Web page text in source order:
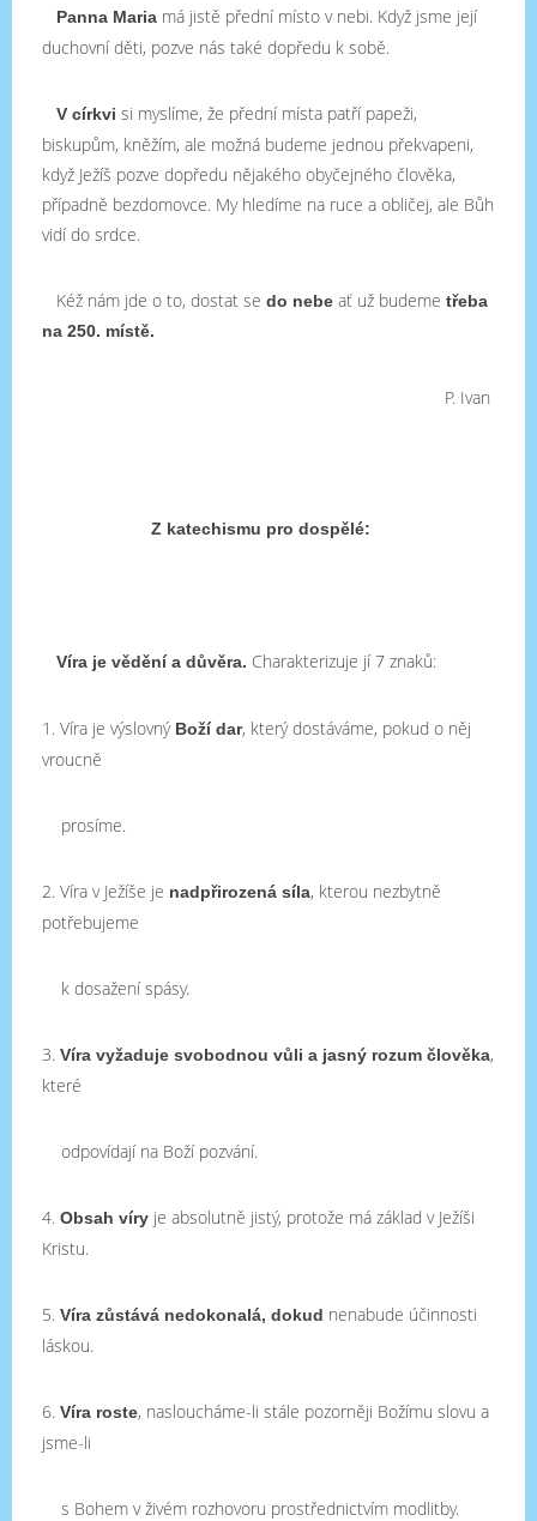
Panna Maria má jistě přední místo v nebi. Když jsme její
duchovní děti, pozve nás také dopředu k sobě.
V církvi si myslíme, že přední místa patří papeži,
biskupům, kněžím, ale možná budeme jednou překvapeni,
když Ježíš pozve dopředu nějakého obyčejného člověka,
případně bezdomovce. My hledíme na ruce a obličej, ale Bůh
vidí do srdce.
Kéž nám jde o to, dostat se do nebe ať už budeme třeba
na 250. místě.
P. Ivan
Z katechismu pro dospělé:
Víra je vědění a důvěra. Charakterizuje jí 7 znaků:
1. Víra je výslovný Boží dar, který dostáváme, pokud o něj
vroucně
prosíme.
2. Víra v Ježíše je nadpřirozená síla, kterou nezbytně
potřebujeme
k dosažení spásy.
3. Víra vyžaduje svobodnou vůli a jasný rozum člověka,
které
odpovídají na Boží pozvání.
4. Obsah víry je absolutně jistý, protože má základ v Ježíši
Kristu.
5. Víra zůstává nedokonalá, dokud nenabude účinnosti
láskou.
6. Víra roste, nasloucháme-li stále pozorněji Božímu slovu a
jsme-li
s Bohem v živém rozhovoru prostřednictvím modlitby.